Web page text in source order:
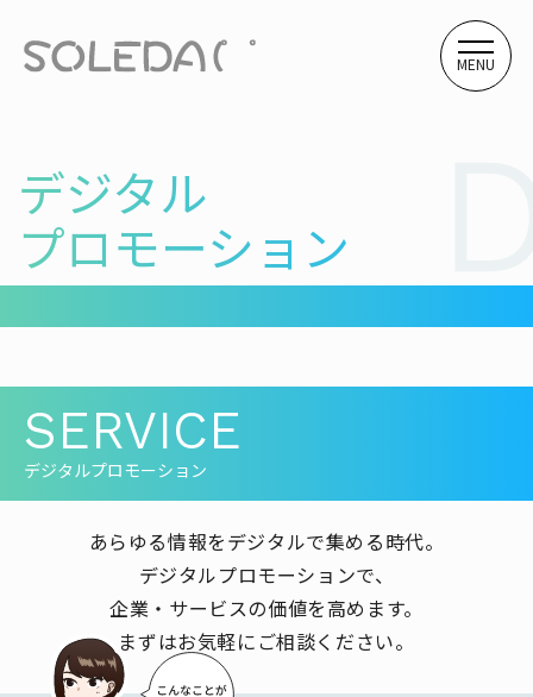
MENU
デジタル
プロモーション
SERVICE
デジタルプロモーション
あらゆる情報をデジタルで集める時代。
デジタルプロモーションで、
企業・サービスの価値を高めます。
まずはお気軽にご相談ください。